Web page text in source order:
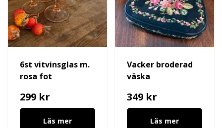
6st vitvinsglas m.
rosa fot
299 kr
Läs mer
Vacker broderad
väska
349 kr
Läs mer